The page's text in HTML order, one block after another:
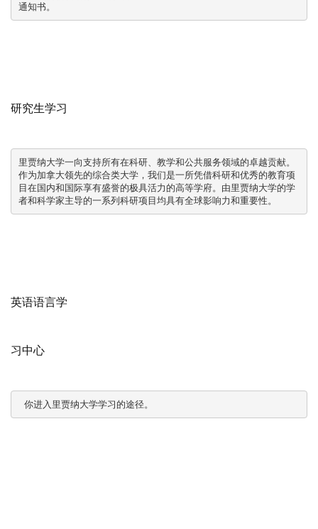
通知书。
研究生学习
里贾纳大学一向支持所有在科研、教学和公共服务领域的卓越贡献。
作为加拿大领先的综合类大学，我们是一所凭借科研和优秀的教育项
目在国内和国际享有盛誉的极具活力的高等学府。由里贾纳大学的学
者和科学家主导的一系列科研项目均具有全球影响力和重要性。
英语语言学
习中心
你进入里贾纳大学学习的途径。